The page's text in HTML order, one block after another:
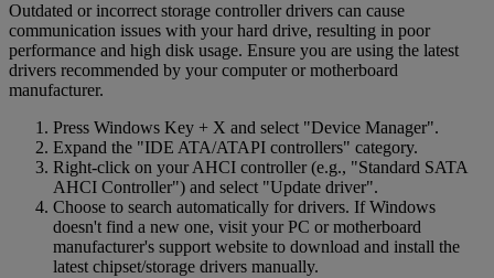
Outdated or incorrect storage controller drivers can cause
communication issues with your hard drive, resulting in poor
performance and high disk usage. Ensure you are using the latest
drivers recommended by your computer or motherboard
manufacturer.
Press Windows Key + X and select "Device Manager".
Expand the "IDE ATA/ATAPI controllers" category.
Right-click on your AHCI controller (e.g., "Standard SATA
AHCI Controller") and select "Update driver".
Choose to search automatically for drivers. If Windows
doesn't find a new one, visit your PC or motherboard
manufacturer's support website to download and install the
latest chipset/storage drivers manually.